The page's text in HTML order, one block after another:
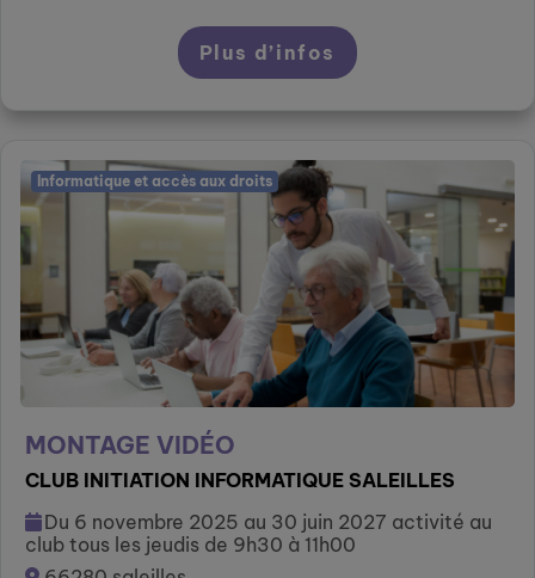
Plus d’infos
Informatique et accès aux droits
MONTAGE VIDÉO
CLUB INITIATION INFORMATIQUE SALEILLES
Du 6 novembre 2025 au 30 juin 2027 activité au
club tous les jeudis de 9h30 à 11h00